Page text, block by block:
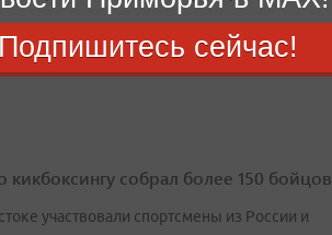
собрал более 150 бойцов
участвовали спортсмены из России и
Подпишитесь сейчас!